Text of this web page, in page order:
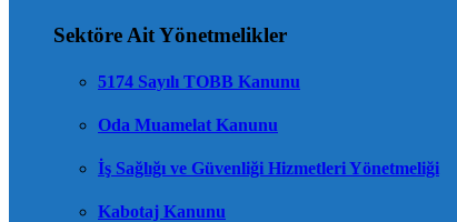
Sektöre Ait Yönetmelikler
5174 Sayılı TOBB Kanunu
Oda Muamelat Kanunu
İş Sağlığı ve Güvenliği Hizmetleri Yönetmeliği
Kabotaj Kanunu